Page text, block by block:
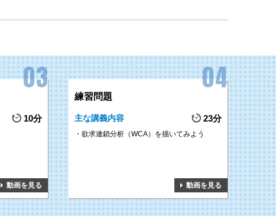
10分
動画を見る
練習問題
主な講義内容 23分
欲求連鎖分析（WCA）を描いてみよう
動画を見る